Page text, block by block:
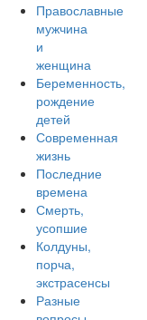
Православные
мужчина
и
женщина
Беременность,
рождение
детей
Современная
жизнь
Последние
времена
Смерть,
усопшие
Колдуны,
порча,
экстрасенсы
Разные